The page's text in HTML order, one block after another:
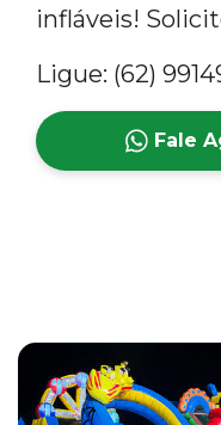
infláveis!
Ligue: (62)
Fale